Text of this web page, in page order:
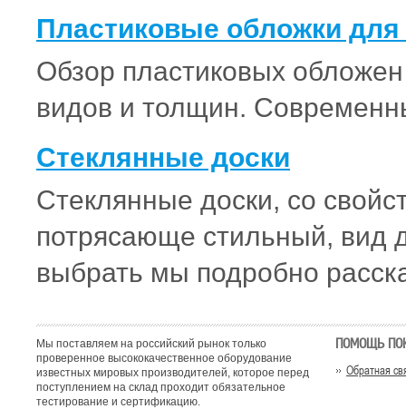
Пластиковые обложки
Обзор пластиковых
видов и толщин.
Стеклянные доски
Стеклянные доски, со
потрясающе стильный, вид
выбрать мы подробно
Мы поставляем на российский рынок только
проверенное высококачественное оборудование
известных мировых производителей, которое перед
поступлением на склад проходит обязательное
тестирование и сертификацию.
ПОМОЩЬ
Обратная